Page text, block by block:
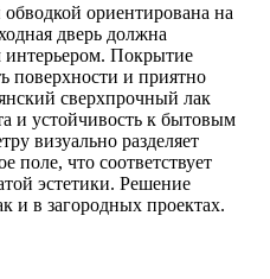
ориентирована на
дверь должна
интерьером. Покрытие
поверхности и приятно
сверхпрочный лак
и устойчивость к бытовым
визуально разделяет
поле, что соответствует
эстетики. Решение
и в загородных проектах.